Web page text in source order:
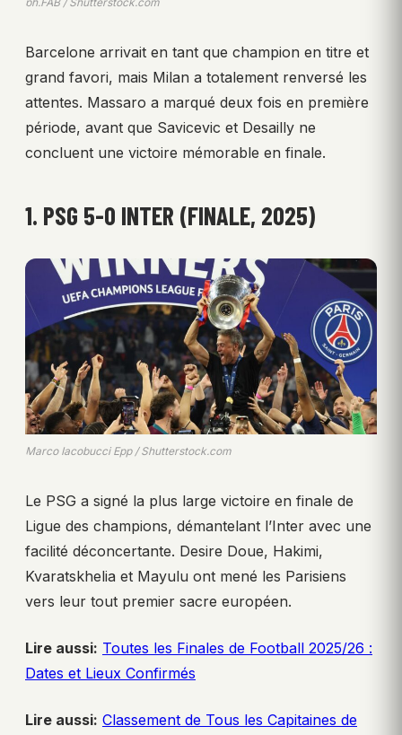
Barcelone arrivait en tant que champion en titre et
grand favori, mais Milan a totalement renversé les
attentes. Massaro a marqué deux fois en première
période, avant que Savicevic et Desailly ne
concluent une victoire mémorable en finale.
1. PSG 5-0 INTER (FINALE, 2025)
Marco Iacobucci Epp / Shutterstock.com
Le PSG a signé la plus large victoire en finale de
Ligue des champions, démantelant l’Inter avec une
facilité déconcertante. Desire Doue, Hakimi,
Kvaratskhelia et Mayulu ont mené les Parisiens
vers leur tout premier sacre européen.
Lire aussi: Toutes les Finales de Football 2025/26 :
Dates et Lieux Confirmés
Lire aussi: Classement de Tous les Capitaines de